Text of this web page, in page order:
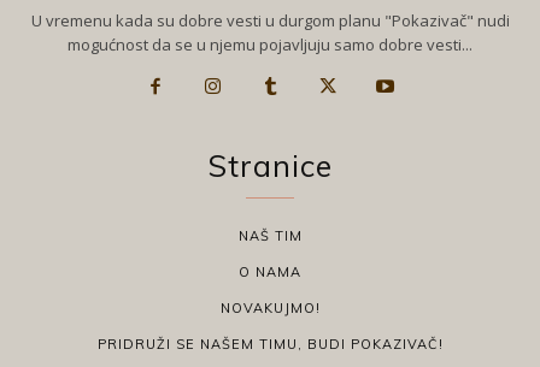
U vremenu kada su dobre vesti u durgom planu "Pokazivač" nudi
mogućnost da se u njemu pojavljuju samo dobre vesti...
Stranice
NAŠ TIM
O NAMA
NOVAKUJMO!
PRIDRUŽI SE NAŠEM TIMU, BUDI POKAZIVAČ!